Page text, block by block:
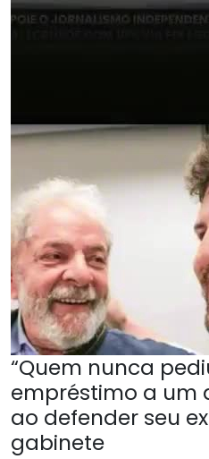
“Quem nunca
empréstimo a um
ao defender seu
gabinete